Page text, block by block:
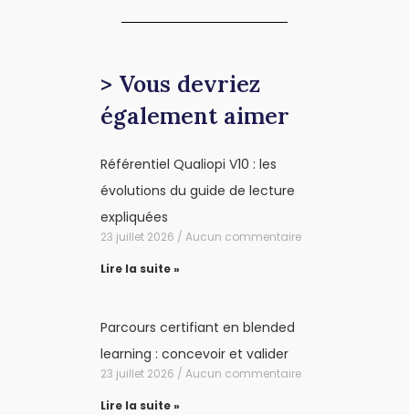
> Vous devriez
également aimer
Référentiel Qualiopi V10 : les
évolutions du guide de lecture
expliquées
23 juillet 2026 Aucun commentaire
Lire la suite »
Parcours certifiant en blended
learning : concevoir et valider
23 juillet 2026 Aucun commentaire
Lire la suite »